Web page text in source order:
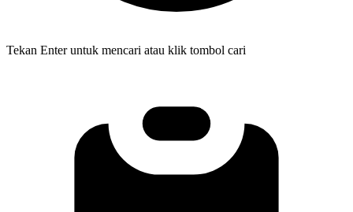
Tekan Enter untuk mencari atau klik tombol cari